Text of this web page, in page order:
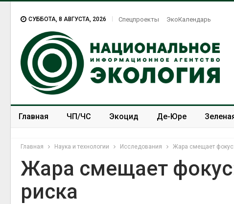
СУББОТА, 8 АВГУСТА, 2026 Спецпроекты ЭкоКалендарь
Главная ЧП/ЧС Экоцид Де-Юре
Главная Наука и технологии Исследования Жара смещает
Жара смещает
риска